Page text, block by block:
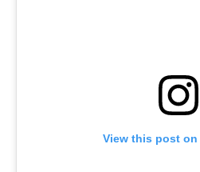
View this post on